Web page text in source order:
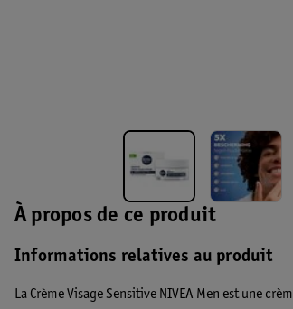
À propos de ce produit
Informations relatives au produit
La Crème Visage Sensitive NIVEA Men est une